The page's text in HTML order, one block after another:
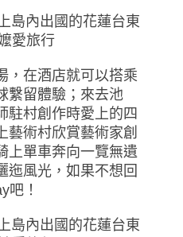
，在酒店就可以搭乘
繫留體驗；來去池
駐村創作時愛上的四
藝術村欣賞藝術家創
上單車奔向一覽無遺
迤風光，如果不想回
吧！